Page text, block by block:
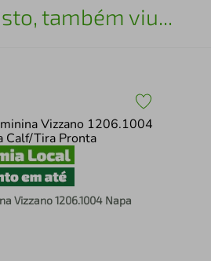
também viu...
Vizzano 1206.1004 Napa